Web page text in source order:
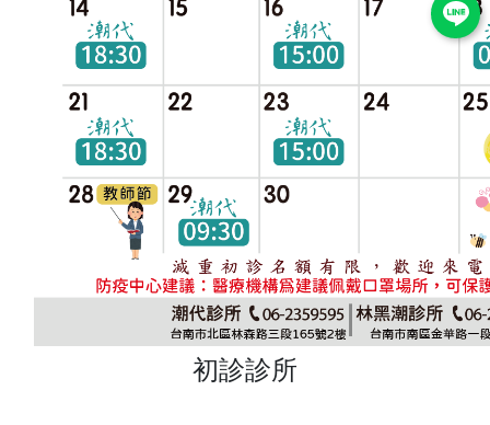
初診診所